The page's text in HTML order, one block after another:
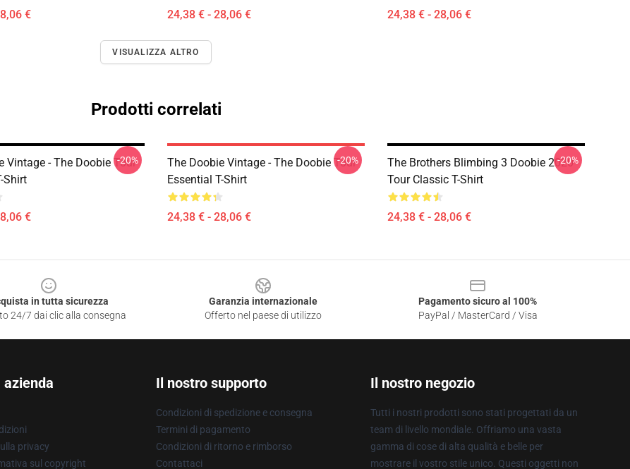
€ 24,38 € - 28,06 € 24,38 € - 28,06 €
VISUALIZZA ALTRO
Prodotti correlati
Vintage - The Doobie Tour
Shirt
€
-20%
The Doobie Vintage - The Doobie Tour
Essential T-Shirt
24,38 € - 28,06 €
-20%
The Brothers Blimbing 3 Doobie 2020
Tour Classic T-Shirt
24,38 € - 28,06 €
-20%
in tutta sicurezza
24/7 dai clic alla consegna
Garanzia internazionale
Offerto nel paese di utilizzo
Pagamento sicuro al 100%
PayPal / MasterCard / Visa
azienda
privacy
sul copyright
Il nostro supporto
Condizioni di spedizione e consegna
Termini di pagamento
Condizioni di ritorno e rimborso
Contattaci
Il nostro negozio
Tutti i nostri prodotti sono stati progettati da un
team di livello mondiale. Offriamo una vasta
gamma di cose di alta qualità e belle per
mostrare il vostro stile unico. Questi oggetti non